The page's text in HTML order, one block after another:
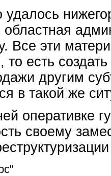
удалось
Все эти
то есть
другим
в такой же
оперативке
своему